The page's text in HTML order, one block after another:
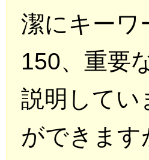
潔にキーワ
150、重要
説明してい
ができます